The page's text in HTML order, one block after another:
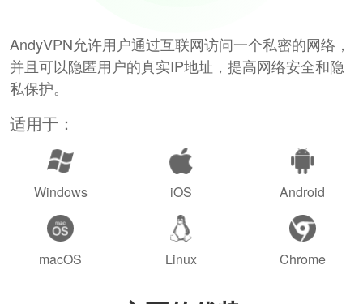
AndyVPN允许用户通过互联网访问一个私密的网络，
并且可以隐匿用户的真实IP地址，提高网络安全和隐
私保护。
适用于：
Windows iOS Android
macOS Linux Chrome